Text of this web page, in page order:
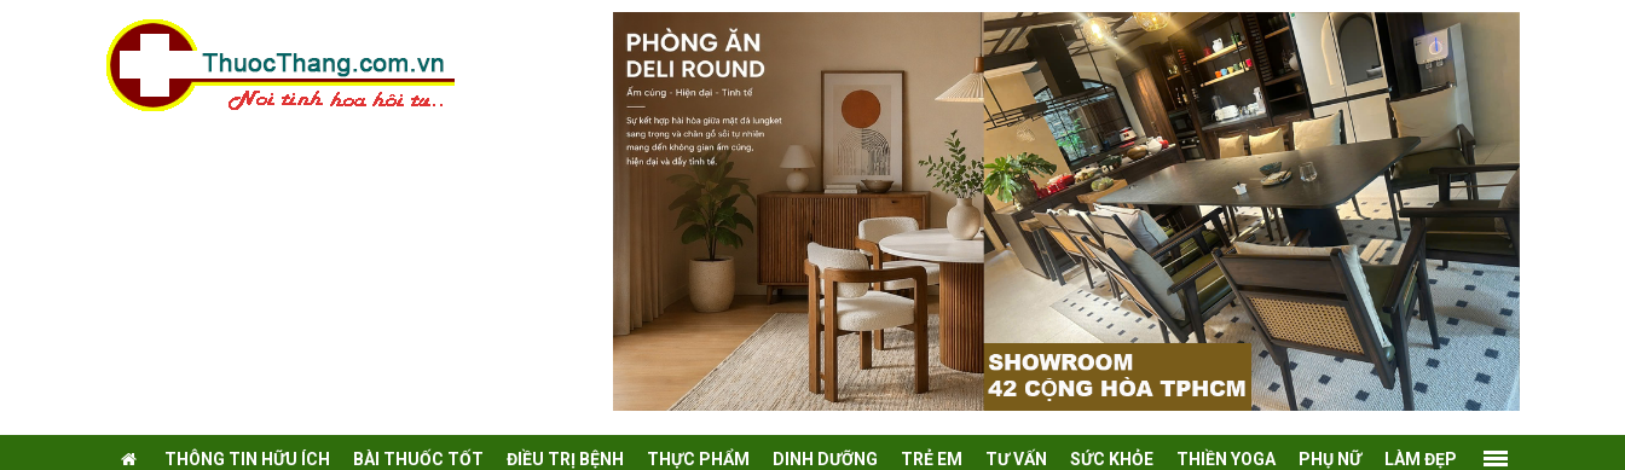
THÔNG TIN HỮU ÍCH BÀI THUỐC TỐT ĐIỀU TRỊ BỆNH THỰC PHẨM DINH DƯỠNG TRẺ EM TƯ VẤN SỨC KHỎE THIỀN YOGA PHỤ NỮ LÀM ĐẸP